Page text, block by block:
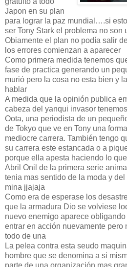
Japon en su plan
para lograr la paz mundial….si
ser Tony Stark el problema no son
Obiamente el plan no podía salir
los errores comienzan a aparecer
Como primera medida tenemos
fase de practica generando un
murió pero la cosa no esta bien y
hablar
A medida que la opinión publica
cabeza del yanqui invasor
Oota, una periodista de un
de Tokyo que ve en Tony una
mediocre carrera. También tengo
su carrera este estancada o a
porque ella apesta haciendo lo
Abril Onil de la primera serie
tenia mas sentido de la moda y
mina jjajaja
Como era de esperase los
que la armadura Dio se volviese
nuevo enemigo aparece
entrar en acción nuevamente pero
todo de una
La pelea contra esta seudo
hombre que se denomina a si